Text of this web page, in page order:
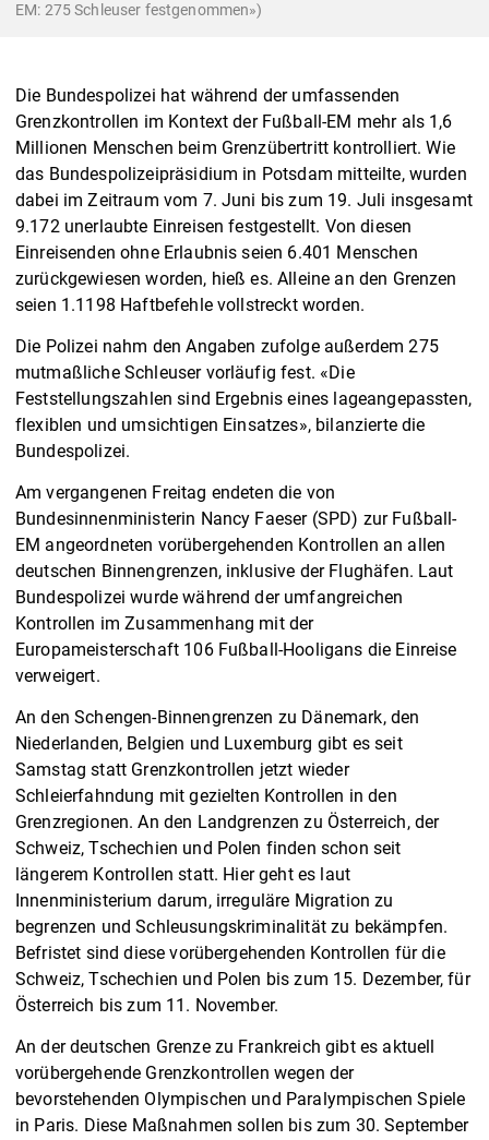
EM: 275 Schleuser festgenommen»)
Die Bundespolizei hat während der umfassenden
Grenzkontrollen im Kontext der Fußball-EM mehr als 1,6
Millionen Menschen beim Grenzübertritt kontrolliert. Wie
das Bundespolizeipräsidium in Potsdam mitteilte, wurden
dabei im Zeitraum vom 7. Juni bis zum 19. Juli insgesamt
9.172 unerlaubte Einreisen festgestellt. Von diesen
Einreisenden ohne Erlaubnis seien 6.401 Menschen
zurückgewiesen worden, hieß es. Alleine an den Grenzen
seien 1.1198 Haftbefehle vollstreckt worden.
Die Polizei nahm den Angaben zufolge außerdem 275
mutmaßliche Schleuser vorläufig fest. «Die
Feststellungszahlen sind Ergebnis eines lageangepassten,
flexiblen und umsichtigen Einsatzes», bilanzierte die
Bundespolizei.
Am vergangenen Freitag endeten die von
Bundesinnenministerin Nancy Faeser (SPD) zur Fußball-
EM angeordneten vorübergehenden Kontrollen an allen
deutschen Binnengrenzen, inklusive der Flughäfen. Laut
Bundespolizei wurde während der umfangreichen
Kontrollen im Zusammenhang mit der
Europameisterschaft 106 Fußball-Hooligans die Einreise
verweigert.
An den Schengen-Binnengrenzen zu Dänemark, den
Niederlanden, Belgien und Luxemburg gibt es seit
Samstag statt Grenzkontrollen jetzt wieder
Schleierfahndung mit gezielten Kontrollen in den
Grenzregionen. An den Landgrenzen zu Österreich, der
Schweiz, Tschechien und Polen finden schon seit
längerem Kontrollen statt. Hier geht es laut
Innenministerium darum, irreguläre Migration zu
begrenzen und Schleusungskriminalität zu bekämpfen.
Befristet sind diese vorübergehenden Kontrollen für die
Schweiz, Tschechien und Polen bis zum 15. Dezember, für
Österreich bis zum 11. November.
An der deutschen Grenze zu Frankreich gibt es aktuell
vorübergehende Grenzkontrollen wegen der
bevorstehenden Olympischen und Paralympischen Spiele
in Paris. Diese Maßnahmen sollen bis zum 30. September